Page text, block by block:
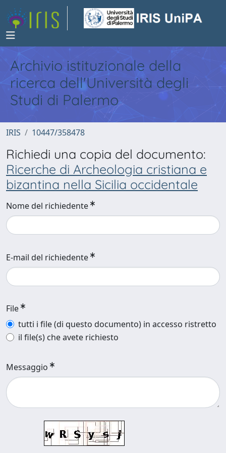
Archivio istituzionale della
ricerca dell'Università degli
Studi di Palermo
IRIS 10447/358478
Richiedi una copia del documento:
Ricerche di Archeologia cristiana e
bizantina nella Sicilia occidentale
Nome del richiedente
E-mail del richiedente
File
tutti i file (di questo documento) in accesso ristretto
il file(s) che avete richiesto
Messaggio